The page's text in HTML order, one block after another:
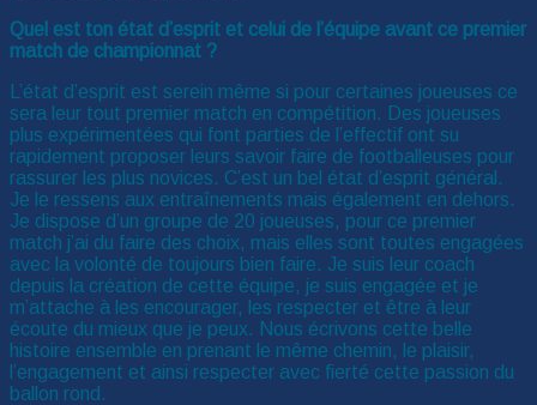
Quel est ton état d’esprit et celui de l’équipe avant ce premier
match de championnat ?
L’état d’esprit est serein même si pour certaines joueuses ce
sera leur tout premier match en compétition. Des joueuses
plus expérimentées qui font parties de l’effectif ont su
rapidement proposer leurs savoir faire de footballeuses pour
rassurer les plus novices. C’est un bel état d’esprit général.
Je le ressens aux entraînements mais également en dehors.
Je dispose d’un groupe de 20 joueuses, pour ce premier
match j’ai du faire des choix, mais elles sont toutes engagées
avec la volonté de toujours bien faire. Je suis leur coach
depuis la création de cette équipe, je suis engagée et je
m’attache à les encourager, les respecter et être à leur
écoute du mieux que je peux. Nous écrivons cette belle
histoire ensemble en prenant le même chemin, le plaisir,
l’engagement et ainsi respecter avec fierté cette passion du
ballon rond.